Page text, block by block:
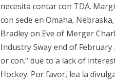
necesita contar con TDA.
con sede en Omaha,
Bradley on Eve of Merger
Industry Sway end of
or con.” due to a lack of
Hockey. Por favor, lea la